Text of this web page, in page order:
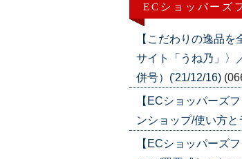
ECショッパーズ
【こだわりの逸品
サイト「うね乃」〉
併号）('21/12/16)
【ECショッパーズ
ンショップ/使い方
【ECショッパーズ